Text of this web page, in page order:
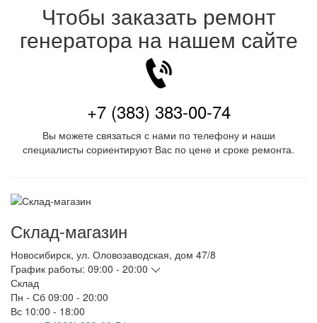
Чтобы заказать ремонт
генератора на нашем сайте
+7 (383) 383-00-74
Вы можете связаться с нами по телефону и наши
специалисты сориентируют Вас по цене и сроке ремонта.
Склад-магазин
Новосибирск, ул. Оловозаводская, дом 47/8
График работы: 09:00 - 20:00
Склад
Пн - Сб 09:00 - 20:00
Вс 10:00 - 18:00